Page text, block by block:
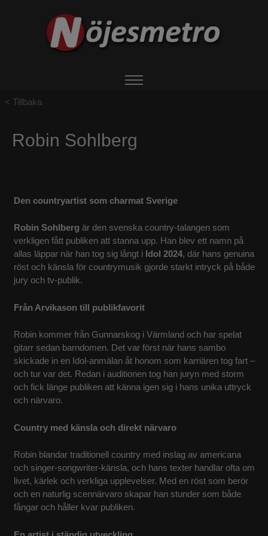
OM NÖJESMETRO
UTHYRNING
KONTAKT
Tillbaka
Robin Sohlberg
Den countryartist som charmat Sverige
Robin Sohlberg är den svenska country‑talangen som
verkligen fått publiken att stanna upp. Han blev ett namn på
allas läppar när han tog sig långt i Idol 2024, där hans genuina
röst och känsla för countrymusik gjorde starkt intryck på både
jury och tv‑publik.
Från Arvikason till publikfavorit
Robin kommer från Gunnarskog i Värmland och har spelat
gitarr sedan barndomen. Det var först när hans sambo
skickade in en Idol‑anmälan åt honom som karriären tog fart –
och tur var det. Redan i auditionen tog han juryn med storm
och fick länge publiken att känna igen sig i hans unika uttryck
och närvaro.
Country med känsla och direkt närvaro
Robin blandar traditionell country med inslag av americana
och singer‑songwriter‑känsla, och hans texter handlar ofta om
livet, kärlek och verkliga upplevelser. Med en röst som berör
och en naturlig scennärvaro skapar han stunder som både
fångar och håller kvar publiken.